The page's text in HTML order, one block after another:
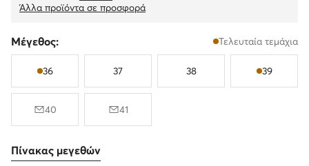
Άλλα προϊόντα σε προσφορά
Μέγεθος: Τελευταία τεμάχια
36 37 38 39
40 41
Πίνακας μεγεθών